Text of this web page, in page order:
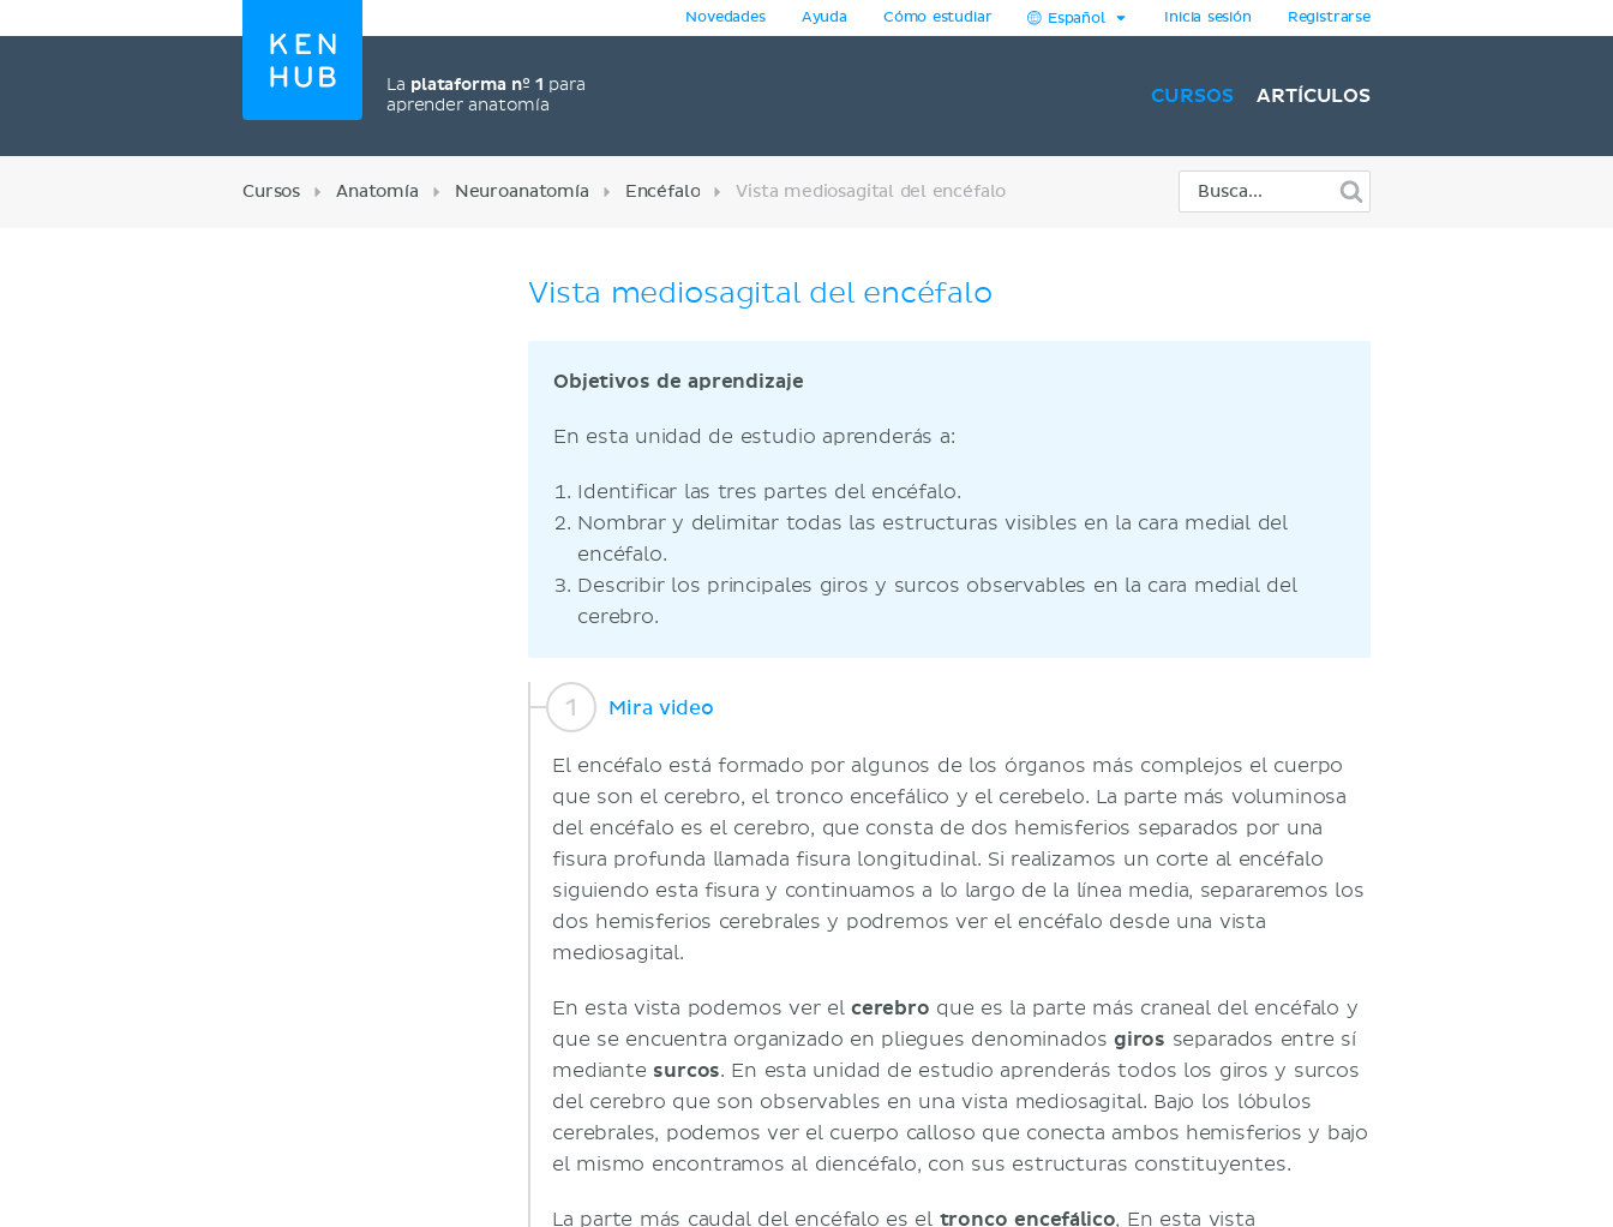
La plataforma nº 1 para
aprender anatomía
Novedades Ayuda Cómo estudiar Español Inicia sesión Registrarse
CURSOS ARTÍCULOS
Cursos Anatomía Neuroanatomía Encéfalo Vista mediosagital del encéfalo
Vista mediosagital del encéfalo
Objetivos de aprendizaje
En esta unidad de estudio aprenderás a:
Identificar las tres partes del encéfalo.
Nombrar y delimitar todas las estructuras visibles en la cara medial del
encéfalo.
Describir los principales giros y surcos observables en la cara medial del
cerebro.
Mira video
El encéfalo está formado por algunos de los órganos más complejos el cuerpo
que son el cerebro, el tronco encefálico y el cerebelo. La parte más voluminosa
del encéfalo es el cerebro, que consta de dos hemisferios separados por una
fisura profunda llamada fisura longitudinal. Si realizamos un corte al encéfalo
siguiendo esta fisura y continuamos a lo largo de la línea media, separaremos los
dos hemisferios cerebrales y podremos ver el encéfalo desde una vista
mediosagital.
En esta vista podemos ver el cerebro que es la parte más craneal del encéfalo y
que se encuentra organizado en pliegues denominados giros separados entre sí
mediante surcos. En esta unidad de estudio aprenderás todos los giros y surcos
del cerebro que son observables en una vista mediosagital. Bajo los lóbulos
cerebrales, podemos ver el cuerpo calloso que conecta ambos hemisferios y bajo
el mismo encontramos al diencéfalo, con sus estructuras constituyentes.
La parte más caudal del encéfalo es el tronco encefálico, En esta vista